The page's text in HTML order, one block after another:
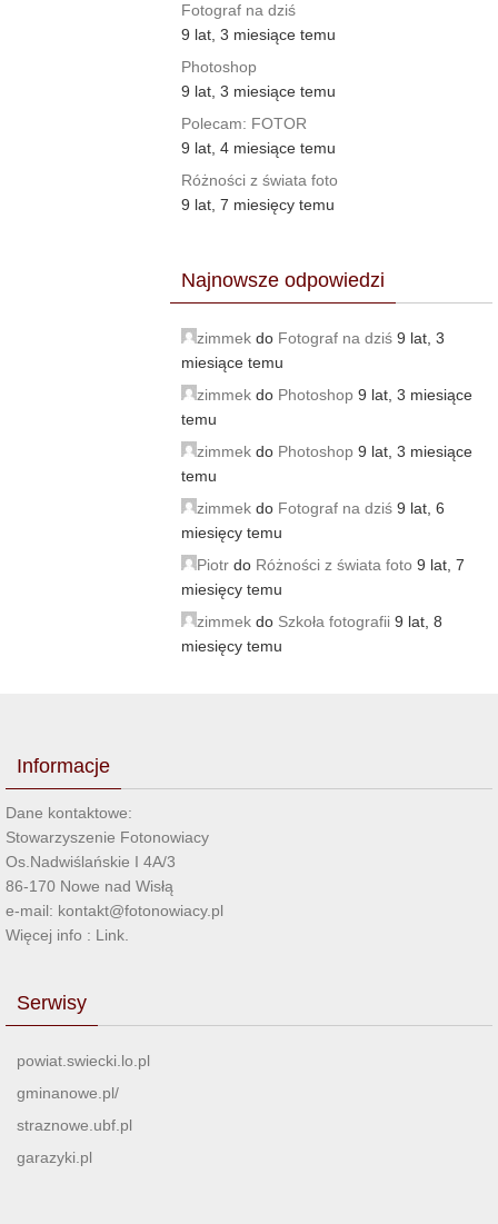
Fotograf na dziś
9 lat, 3 miesiące temu
Photoshop
9 lat, 3 miesiące temu
Polecam: FOTOR
9 lat, 4 miesiące temu
Różności z świata foto
9 lat, 7 miesięcy temu
Najnowsze odpowiedzi
zimmek do Fotograf na dziś 9 lat, 3
miesiące temu
zimmek do Photoshop 9 lat, 3 miesiące
temu
zimmek do Photoshop 9 lat, 3 miesiące
temu
zimmek do Fotograf na dziś 9 lat, 6
miesięcy temu
Piotr do Różności z świata foto 9 lat, 7
miesięcy temu
zimmek do Szkoła fotografii 9 lat, 8
miesięcy temu
Informacje
Dane kontaktowe:
Stowarzyszenie Fotonowiacy
Os.Nadwiślańskie I 4A/3
86-170 Nowe nad Wisłą
e-mail: kontakt@fotonowiacy.pl
Więcej info : Link
Serwisy
powiat.swiecki.lo.pl
gminanowe.pl/
straznowe.ubf.pl
garazyki.pl